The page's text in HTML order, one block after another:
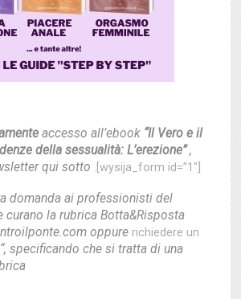
accesso all’ebook “Il Vero e il
della sessualità: L’erezione”,
qui sotto .[wysija_form id=”1″]
domanda ai professionisti del
curano la rubrica Botta&Risposta
oppure richiedere un
“, specificando che si tratta di una